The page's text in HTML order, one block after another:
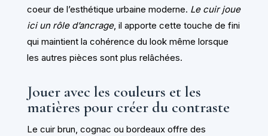
coeur de l’esthétique urbaine moderne. Le cuir joue
ici un rôle d’ancrage, il apporte cette touche de fini
qui maintient la cohérence du look même lorsque
les autres pièces sont plus relâchées.
Jouer avec les couleurs et les
matières pour créer du contraste
Le cuir brun, cognac ou bordeaux offre des